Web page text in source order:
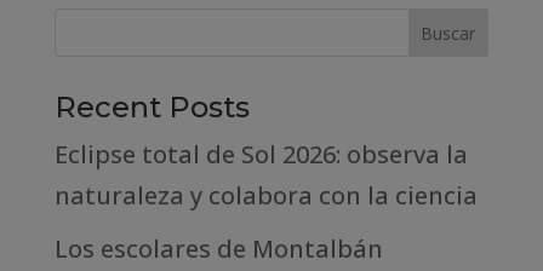
Recent Posts
Eclipse total de Sol 2026: observa la
naturaleza y colabora con la ciencia
Los escolares de Montalbán